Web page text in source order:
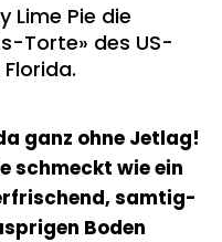
Lime Pie die
Torte» des US-
ganz ohne Jetlag!
schmeckt wie ein
samtig-
Boden